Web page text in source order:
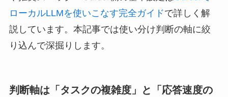
ローカルLLMを使いこなす完全ガイドで詳しく解
説しています。本記事では使い分け判断の軸に絞
り込んで深掘りします。
判断軸は「タスクの複雑度」と「応答速度の